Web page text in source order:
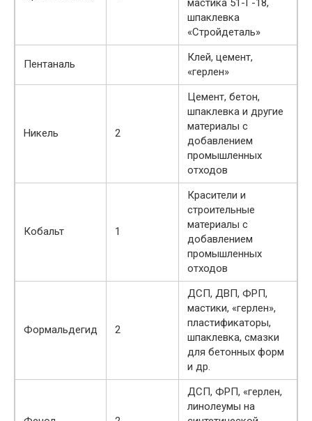
мастика 51-Г-18,
шпаклевка
«Стройдеталь»
Пентаналь
Клей, цемент,
«герлен»
Никель 2
Цемент, бетон,
шпаклевка и другие
материалы с
добавлением
промышленных
отходов
Кобальт 1
Красители и
строительные
материалы с
добавлением
промышленных
отходов
Формальдегид 2
ДСП, ДВП, ФРП,
мастики, «герлен»,
пластификаторы,
шпаклевка, смазки
для бетонных форм
и др.
ДСП, ФРП, «герлен,
линолеумы на